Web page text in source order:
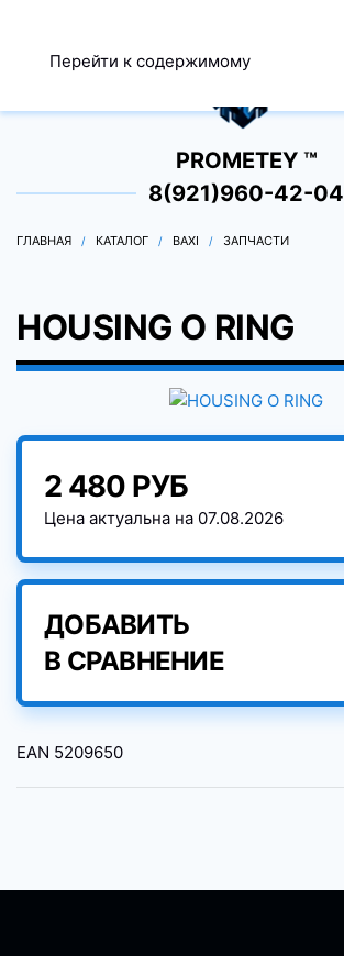
Перейти к содержимому
0
PROMETEY ™
8(921)960-42-04
ГЛАВНАЯ КАТАЛОГ BAXI ЗАПЧАСТИ
HOUSING O RING
2 480 РУБ
Цена актуальна на 07.08.2026
ДОБАВИТЬ
В СРАВНЕНИЕ
EAN 5209650